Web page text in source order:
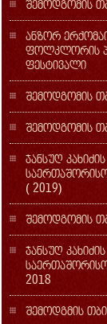
შემოდგომის
ანზორ
ფოლკლორის
ფესტივალი
შემოდგომის
შემოდგომის
ჯანსუღ
( 2019)
შემოდგომის
ჯანსუღ
2018
შემოდგმის